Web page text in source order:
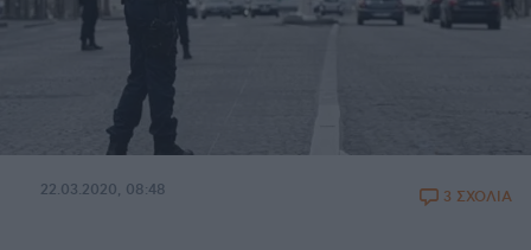
22.03.2020, 08:48 3 ΣΧΟΛΙΑ